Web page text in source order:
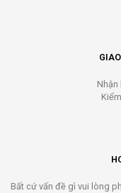
Nhận
Bất cứ vấn đề gì vui lòng